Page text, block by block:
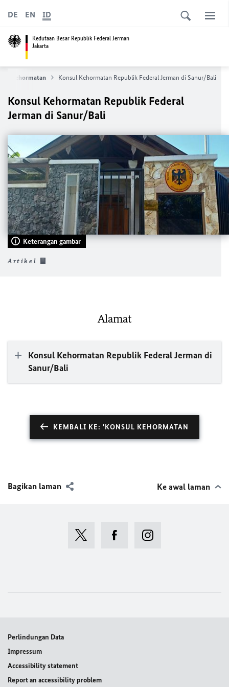
Kedutaan Besar Republik Federal Jerman
Jakarta
DE EN ID
Kehormatan Konsul Kehormatan Republik Federal Jerman di Sanur/Bali
Konsul Kehormatan Republik Federal
Jerman di Sanur/Bali
Keterangan gambar
Artikel
Alamat
Konsul Kehormatan Republik Federal Jerman di
Sanur/Bali
KEMBALI KE: 'KONSUL KEHORMATAN
Bagikan laman Ke awal laman
Perlindungan Data
Impressum
Accessibility statement
Report an accessibility problem